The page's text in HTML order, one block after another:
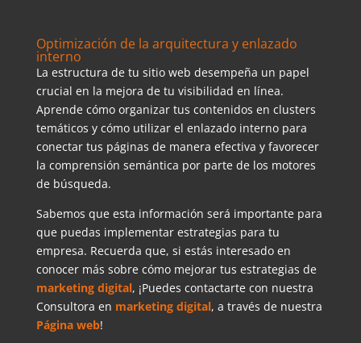
Optimización de la arquitectura y enlazado
interno
La estructura de tu sitio web desempeña un papel
crucial en la mejora de tu visibilidad en línea.
Aprende cómo organizar tus contenidos en clusters
temáticos y cómo utilizar el enlazado interno para
conectar tus páginas de manera efectiva y favorecer
la comprensión semántica por parte de los motores
de búsqueda.
Sabemos que esta información será importante para
que puedas implementar estrategias para tu
empresa. Recuerda que, si estás interesado en
conocer más sobre cómo mejorar tus estrategias de
marketing digital, ¡Puedes contactarte con nuestra
Consultora en marketing digital, a través de nuestra
Página web!